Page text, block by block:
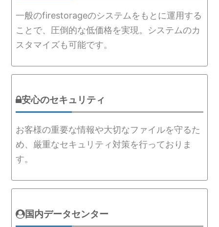
一般のfirestorageのシステムをもとに運用する
ことで、圧倒的な低価格を実現。システムのカ
スタマイズも可能です。
安心のセキュリティ
お客様の重要な情報や大切なファイルを守るた
め、厳重なセキュリティ対策を行っておりま
す。
国内データセンター